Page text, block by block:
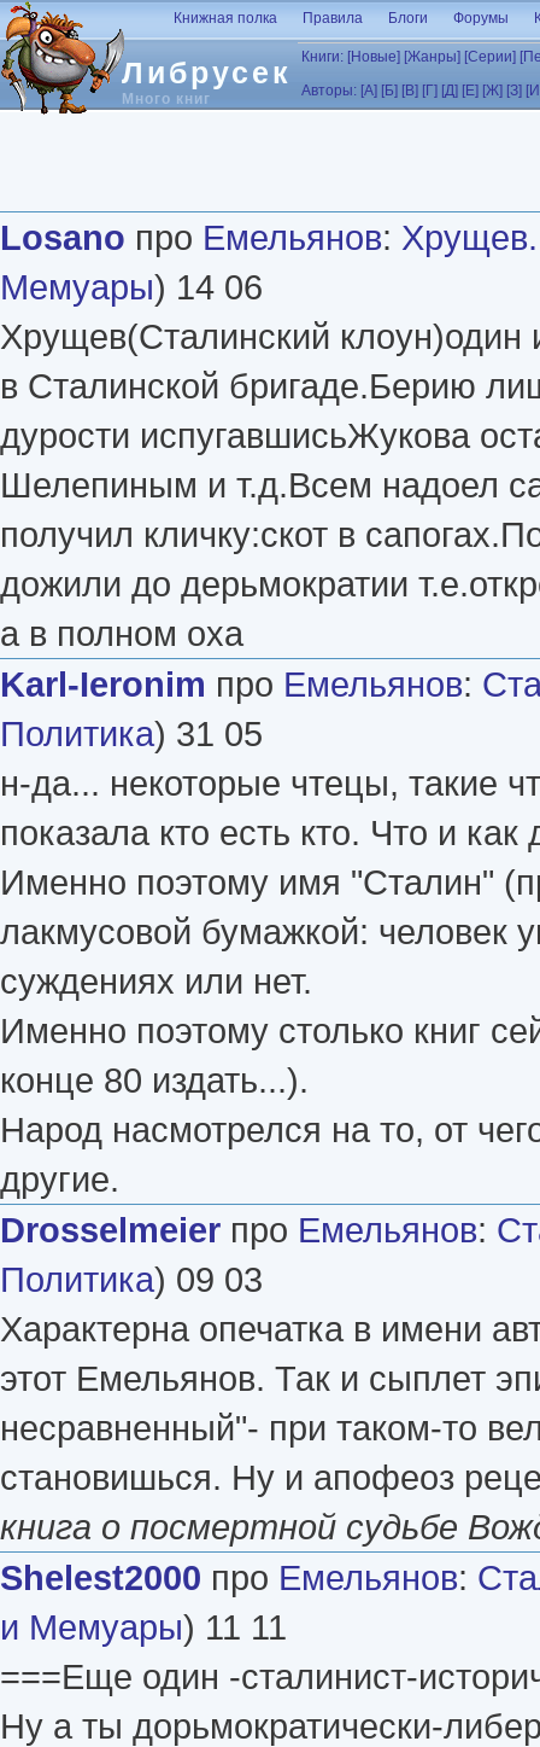
Перейти к основному содержанию
Либрусек
Много книг
Книжная полка Правила Блоги Форумы
Книги: [Новые] [Жанры] [Серии]
Авторы: [А] [Б] [В] [Г] [Д] [Е] [Ж] [З]
Losano про Емельянов:
Мемуары) 14 06
Хрущев(Сталинский клоун)один
в Сталинской бригаде.Берию
дурости испугавшисьЖукова
Шелепиным и т.д.Всем надоел
получил кличку:скот в
дожили до дерьмократии
а в полном оха
Karl-Ieronim про Емельянов:
Политика) 31 05
н-да... некоторые чтецы, такие
показала кто есть кто. Что и
Именно поэтому имя "Сталин"
лакмусовой бумажкой: человек
суждениях или нет.
Именно поэтому столько книг
конце 80 издать...).
Народ насмотрелся на то, от
другие.
Drosselmeier про Емельянов:
Политика) 09 03
Характерна опечатка в имени
этот Емельянов. Так и сыплет
несравненный"- при таком-то
становишься. Ну и апофеоз
книга о посмертной судьбе
Shelest2000 про Емельянов:
и Мемуары) 11 11
===Еще один -сталинист-
Ну а ты дорьмократически-